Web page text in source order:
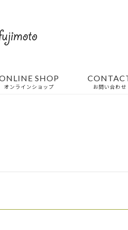
SHOP
オンラインショップ お問い合わせ